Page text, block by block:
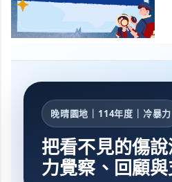
晚晴園地｜114年度｜冷暴力
把看不見的傷
力覺察、回顧